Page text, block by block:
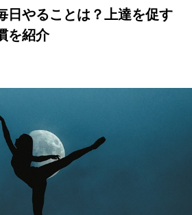
日やることは？上達を促す
を紹介